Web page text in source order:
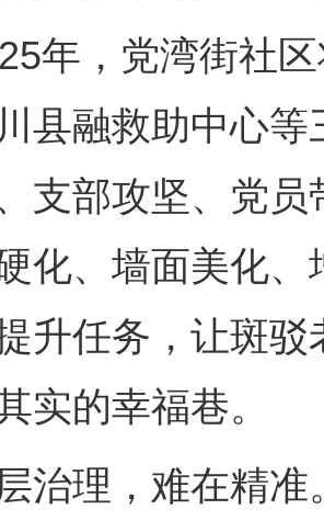
，党湾街社区
县融救助中心
支部攻坚、党
化、墙面美化
升任务，让斑
实的幸福巷。
理，难在精准